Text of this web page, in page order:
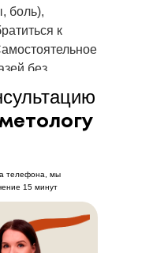
боль),
к
без
телефона, мы
15 минут